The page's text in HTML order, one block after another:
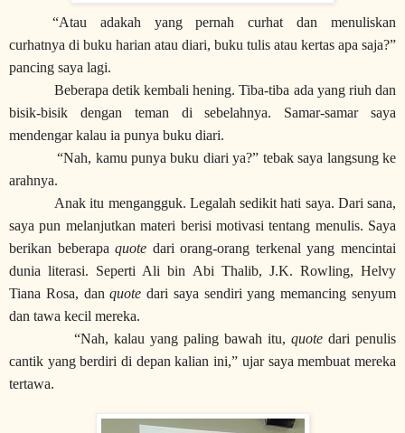
“Atau adakah yang pernah curhat dan menuliskan
curhatnya di buku harian atau diari, buku tulis atau kertas apa saja?”
pancing saya lagi.
Beberapa detik kembali hening. Tiba-tiba ada yang riuh dan
bisik-bisik dengan teman di sebelahnya. Samar-samar saya
mendengar kalau ia punya buku diari.
“Nah, kamu punya buku diari ya?” tebak saya langsung ke
arahnya.
Anak itu mengangguk. Legalah sedikit hati saya. Dari sana,
saya pun melanjutkan materi berisi motivasi tentang menulis. Saya
berikan beberapaquote dari orang-orang terkenal yang mencintai
dunia literasi. Seperti Ali bin Abi Thalib, J.K. Rowling, Helvy
Tiana Rosa, danquotedari saya sendiri yang memancing senyum
dan tawa kecil mereka.
“Nah, kalau yang paling bawah itu, quote dari penulis
cantik yang berdiri di depan kalian ini,” ujar saya membuat mereka
tertawa.